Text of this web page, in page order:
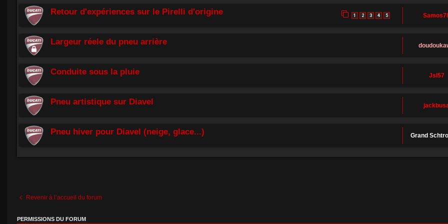
Retour d'expériences sur le Pirelli d'origine 1 2 3 4 5
Largeur réele du pneu arrière
Conduite sous la pluie Jsl57
Pneu artistique sur Diavel
Pneu hiver pour Diavel (neige, glace...) Grand
Revenir à l’accueil du forum
PERMISSIONS DU FORUM